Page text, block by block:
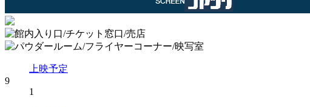
上映予定
9
1